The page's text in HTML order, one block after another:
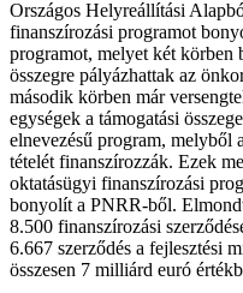
Országos Helyreállítási
finanszírozási programot
programot, melyet két körben
összegre pályázhattak az
második körben már
egységek a támogatási
elnevezésű program, melyből
tételét finanszírozzák. Ezek
oktatásügyi finanszírozási
bonyolít a PNRR-ből.
8.500 finanszírozási
6.667 szerződés a fejlesztési
összesen 7 milliárd euró